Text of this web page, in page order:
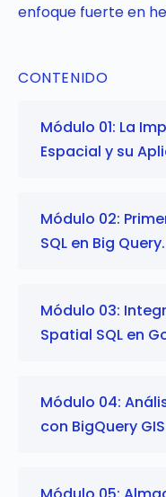
enfoque fuerte en
CONTENIDO
Módulo 01: La
Espacial y su
Módulo 02:
SQL en Big Query.
Módulo 03:
Spatial SQL en
Módulo 04:
con BigQuery